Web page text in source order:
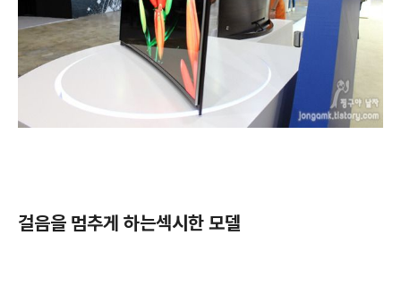
걸음을 멈추게 하는섹시한 모델